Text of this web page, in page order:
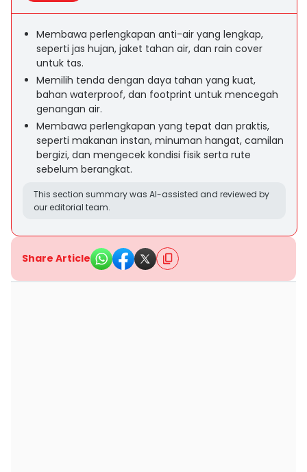
Membawa perlengkapan anti-air yang lengkap,
seperti jas hujan, jaket tahan air, dan rain cover
untuk tas.
Memilih tenda dengan daya tahan yang kuat,
bahan waterproof, dan footprint untuk mencegah
genangan air.
Membawa perlengkapan yang tepat dan praktis,
seperti makanan instan, minuman hangat, camilan
bergizi, dan mengecek kondisi fisik serta rute
sebelum berangkat.
This section summary was AI-assisted and reviewed by
our editorial team.
Share Article